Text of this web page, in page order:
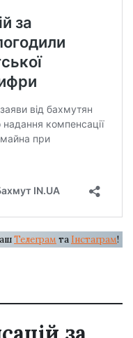
Телеграм та Інстаграм!